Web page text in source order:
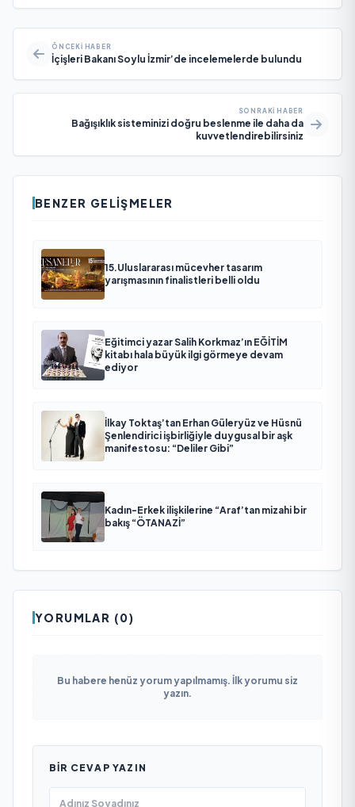
ÖNCEKI HABER
İçişleri Bakanı Soylu İzmir’de incelemelerde bulundu
SONRAKI HABER
Bağışıklık sisteminizi doğru beslenme ile daha da
kuvvetlendirebilirsiniz
BENZER GELIŞMELER
15.Uluslararası mücevher tasarım
yarışmasının finalistleri belli oldu
Eğitimci yazar Salih Korkmaz’ın EĞİTİM
kitabı hala büyük ilgi görmeye devam
ediyor
İlkay Toktaş’tan Erhan Güleryüz ve Hüsnü
Şenlendirici işbirliğiyle duygusal bir aşk
manifestosu: “Deliler Gibi”
Kadın-Erkek ilişkilerine “Araf’tan mizahi bir
bakış “ÖTANAZİ”
YORUMLAR (0)
Bu habere henüz yorum yapılmamış. İlk yorumu siz
yazın.
BIR CEVAP YAZIN